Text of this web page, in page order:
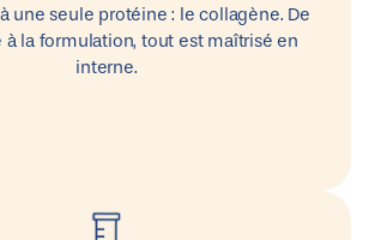
une seule protéine : le collagène. De
à la formulation, tout est maîtrisé en
interne.